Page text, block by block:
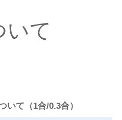
いて
いて（1合/0.3合）